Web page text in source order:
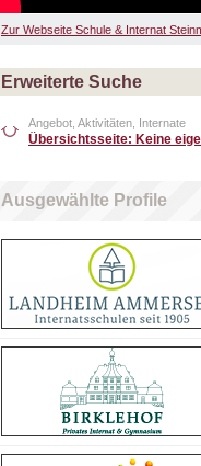
Zur Webseite Schule & Internat
Erweiterte Suche
Angebot, Aktivitäten, Internate
Übersichtsseite: Keine
Ausgewählte Profile